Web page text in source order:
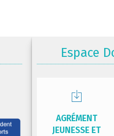
Espace
AGRÉMENT
JEUNESSE ET